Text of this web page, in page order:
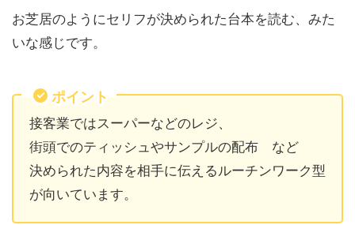
お芝居のようにセリフが決められた台本を読む、みた
いな感じです。
ポイント
接客業ではスーパーなどのレジ、
街頭でのティッシュやサンプルの配布 など
決められた内容を相手に伝えるルーチンワーク型
が向いています。